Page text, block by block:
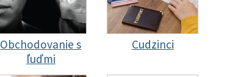
Obchodovanie s
ľuďmi
Cudzinci